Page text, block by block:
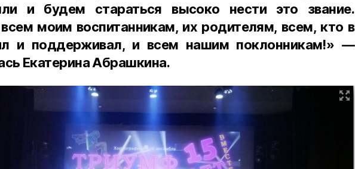
и будем стараться высоко нести это звание.
моим воспитанникам, их родителям, всем, кто в
и поддерживал, и всем нашим поклонникам!» —
Екатерина Абрашкина.